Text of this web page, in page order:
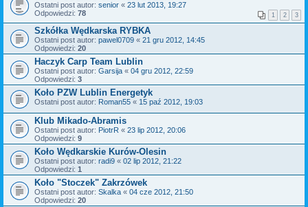
Ostatni post autor: senior « 23 lut 2013, 19:27
Odpowiedzi: 78 1 2 3
Szkółka Wędkarska RYBKA
Ostatni post autor: pawel0709 « 21 gru 2012, 14:45
Odpowiedzi: 20
Haczyk Carp Team Lublin
Ostatni post autor: Garsija « 04 gru 2012, 22:59
Odpowiedzi: 3
Koło PZW Lublin Energetyk
Ostatni post autor: Roman55 « 15 paź 2012, 19:03
Klub Mikado-Abramis
Ostatni post autor: PiotrR « 23 lip 2012, 20:06
Odpowiedzi: 9
Koło Wędkarskie Kurów-Olesin
Ostatni post autor: radi9 « 02 lip 2012, 21:22
Odpowiedzi: 1
Koło "Stoczek" Zakrzówek
Ostatni post autor: Skalka « 04 cze 2012, 21:50
Odpowiedzi: 20